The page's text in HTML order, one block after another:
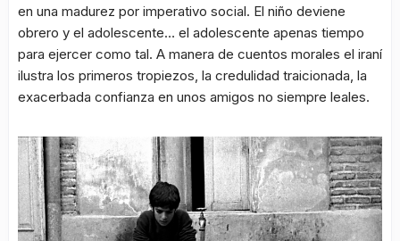
en una madurez por imperativo social. El niño deviene
obrero y el adolescente… el adolescente apenas tiempo
para ejercer como tal. A manera de cuentos morales el iraní
ilustra los primeros tropiezos, la credulidad traicionada, la
exacerbada confianza en unos amigos no siempre leales.